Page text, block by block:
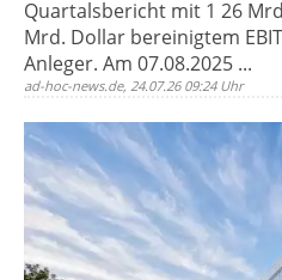
Quartalsbericht mit 1 26
Mrd. Dollar bereinigtem
Anleger. Am 07.08.2025 ...
ad-hoc-news.de, 24.07.26 09:24 Uhr